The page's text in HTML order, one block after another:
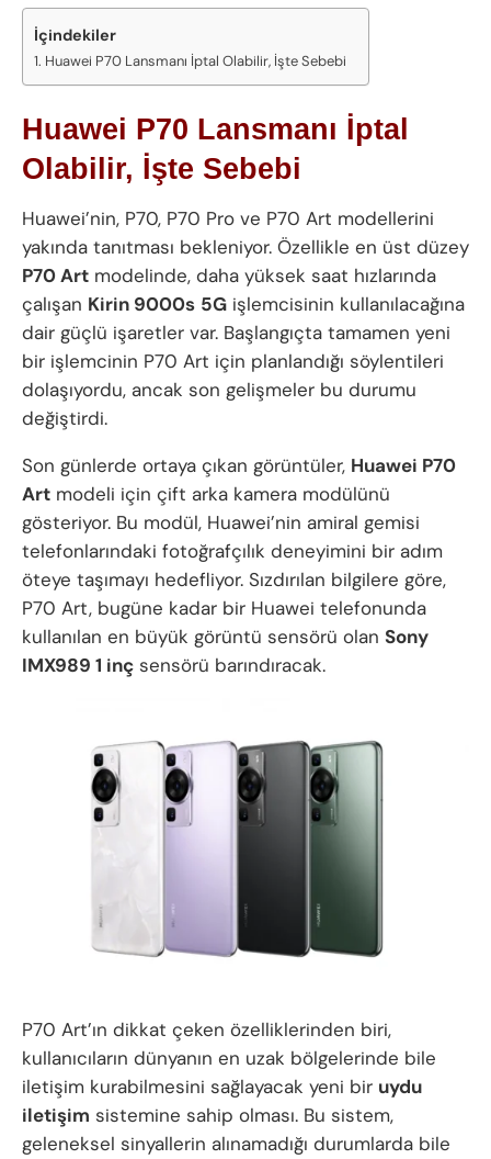
İçindekiler
Huawei P70 Lansmanı İptal Olabilir, İşte Sebebi
Huawei P70 Lansmanı İptal
Olabilir, İşte Sebebi
Huawei’nin, P70, P70 Pro ve P70 Art modellerini
yakında tanıtması bekleniyor. Özellikle en üst düzey
P70 Art modelinde, daha yüksek saat hızlarında
çalışan Kirin 9000s 5G işlemcisinin kullanılacağına
dair güçlü işaretler var. Başlangıçta tamamen yeni
bir işlemcinin P70 Art için planlandığı söylentileri
dolaşıyordu, ancak son gelişmeler bu durumu
değiştirdi.
Son günlerde ortaya çıkan görüntüler, Huawei P70
Art modeli için çift arka kamera modülünü
gösteriyor. Bu modül, Huawei’nin amiral gemisi
telefonlarındaki fotoğrafçılık deneyimini bir adım
öteye taşımayı hedefliyor. Sızdırılan bilgilere göre,
P70 Art, bugüne kadar bir Huawei telefonunda
kullanılan en büyük görüntü sensörü olan Sony
IMX989 1 inç sensörü barındıracak.
P70 Art’ın dikkat çeken özelliklerinden biri,
kullanıcıların dünyanın en uzak bölgelerinde bile
iletişim kurabilmesini sağlayacak yeni bir uydu
iletişim sistemine sahip olması. Bu sistem,
geleneksel sinyallerin alınamadığı durumlarda bile